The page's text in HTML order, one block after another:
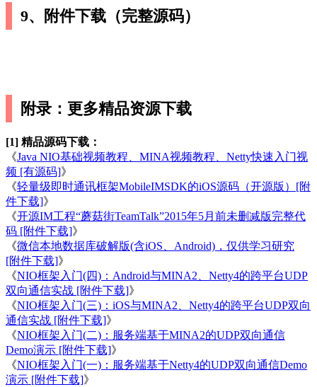
9、附件下载（完整源码）
附录：更多精品资源下载
[1] 精品源码下载：
《Java NIO基础视频教程、MINA视频教程、Netty快速入门视
频 [有源码]》
《轻量级即时通讯框架MobileIMSDK的iOS源码（开源版）[附
件下载]》
《开源IM工程“蘑菇街TeamTalk”2015年5月前未删减版完整代
码 [附件下载]》
《微信本地数据库破解版(含iOS、Android)，仅供学习研究
[附件下载]》
《NIO框架入门(四)：Android与MINA2、Netty4的跨平台UDP
双向通信实战 [附件下载]》
《NIO框架入门(三)：iOS与MINA2、Netty4的跨平台UDP双向
通信实战 [附件下载]》
《NIO框架入门(二)：服务端基于MINA2的UDP双向通信
Demo演示 [附件下载]》
《NIO框架入门(一)：服务端基于Netty4的UDP双向通信Demo
演示 [附件下载]》